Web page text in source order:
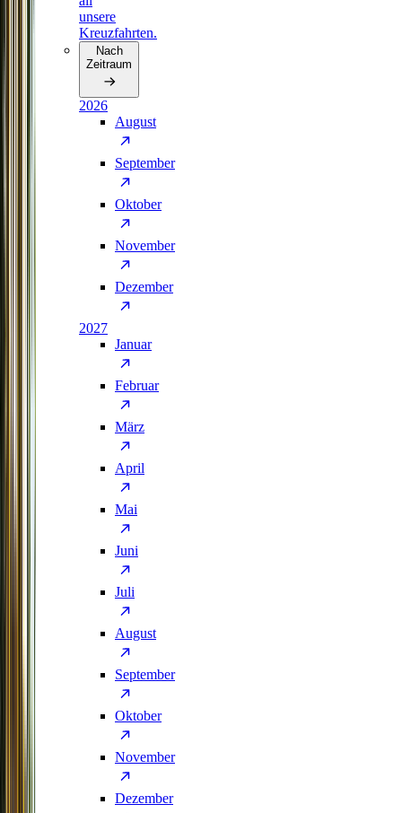
unsere
Kreuzfahrten.
Nach
Zeitraum
2026
August
September
Oktober
November
Dezember
2027
Januar
Februar
März
April
Mai
Juni
Juli
August
September
Oktober
November
Dezember